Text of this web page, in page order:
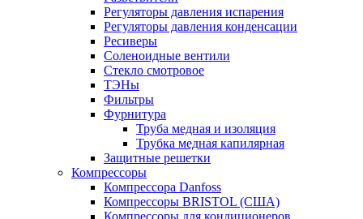
Регуляторы давления испарения
Регуляторы давления конденсации
Ресиверы
Соленоидные вентили
Стекло смотровое
ТЭНы
Фильтры
Фурнитура
Труба медная и изоляция
Трубка медная капилярная
Защитные решетки
Компрессоры
Компрессора Danfoss
Компрессоры BRISTOL (США)
Компрессоры для кондиционеров